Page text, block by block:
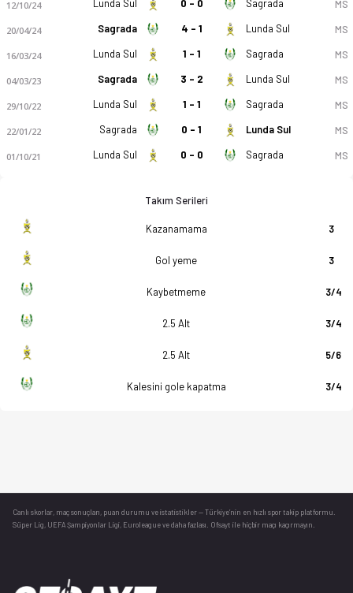
12/10/24 Lunda Sul 0 - 0 Sagrada MS
20/04/24 Sagrada 4 - 1 Lunda Sul MS
16/03/24 Lunda Sul 1 - 1 Sagrada MS
04/03/23 Sagrada 3 - 2 Lunda Sul MS
29/10/22 Lunda Sul 1 - 1 Sagrada MS
22/01/22 Sagrada 0 - 1 Lunda Sul MS
01/10/21 Lunda Sul 0 - 0 Sagrada MS
Takım Serileri
Kazanamama 3
Gol yeme 3
Kaybetmeme 3/4
2.5 Alt 3/4
2.5 Alt 5/6
Kalesini gole kapatma 3/4
Canlı skorlar , maç sonuçları, puan durumu ve istatistikler — Türkiye’nin en hızlı spor takip platformu.
Süper Lig, UEFA Şampiyonlar Ligi, Euroleague ve daha fazlası. Ofsayt ile hiçbir maçı kaçırmayın.